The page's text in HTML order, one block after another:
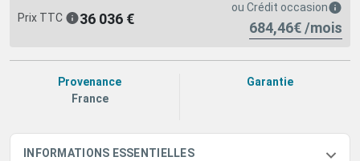
Prix TTC 36 036 €
ou Crédit occasion
684,46€ /mois
Provenance
France
Garantie
INFORMATIONS ESSENTIELLES